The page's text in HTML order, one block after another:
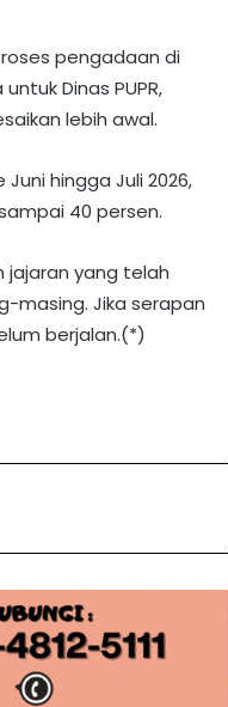
pengadaan di
Dinas PUPR,
lebih awal.
hingga Juli 2026,
40 persen.
jajaran yang telah
masing. Jika serapan
berjalan.(*)
Sikan Terima Buku
Bantuan Rp2,6 Miliar
dengan BNPB
Kondusivitas Daerah
Pintar Barito Utara
hingga Pedalaman